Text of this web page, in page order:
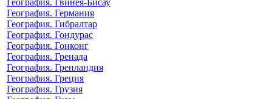
География. Германия
География. Гибралтар
География. Гондурас
География. Гонконг
География. Гренада
География. Гренландия
География. Греция
География. Грузия